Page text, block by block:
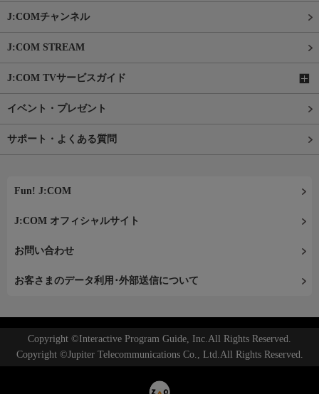
J:COMチャンネル
J:COM STREAM
J:COM TVサービスガイド
イベント・プレゼント
サポート・よくある質問
Fun! J:COM
J:COM オフィシャルサイト
お問い合わせ
お客さまのデータ利用･外部送信について
Copyright ©Interactive Program Guide, Inc.All Rights Reserved.
Copyright ©Jupiter Telecommunications Co., Ltd.All Rights Reserved.